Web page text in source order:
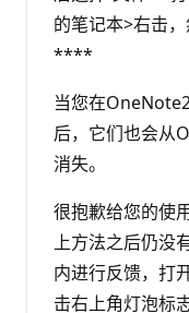
的笔记本>右击，
****
当您在
后，它们也会从
消失。
很抱歉给您的使
上方法之后仍没
内进行反馈，打
击右上角灯泡标